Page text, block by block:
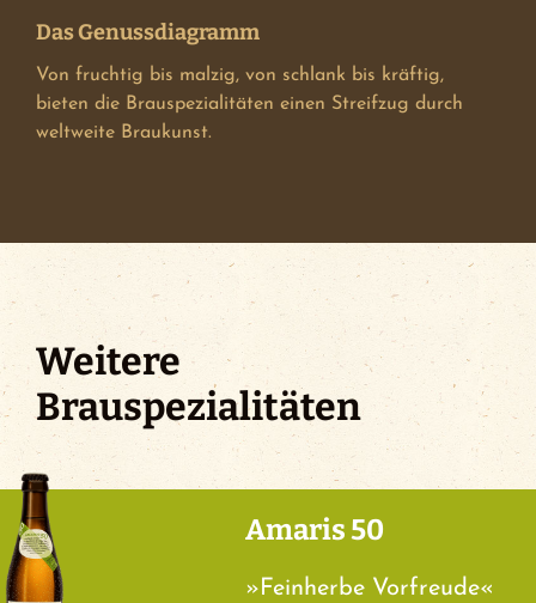
Das Genussdiagramm
Von fruchtig bis malzig, von schlank bis kräftig,
bieten die Brauspezialitäten einen Streifzug durch
weltweite Braukunst.
Weitere
Brauspezialitäten
Amaris 50
»Feinherbe Vorfreude«